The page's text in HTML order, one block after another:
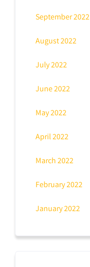
September 2022
August 2022
July 2022
June 2022
May 2022
April 2022
March 2022
February 2022
January 2022